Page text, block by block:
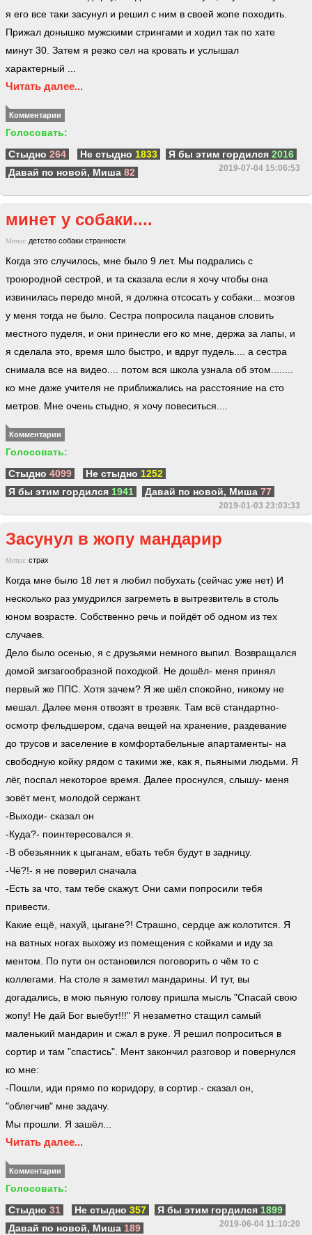
я его все таки засунул и решил с ним в своей жопе походить.
Прижал донышко мужскими стрингами и ходил так по хате
минут 30. Затем я резко сел на кровать и услышал
характерный ...
Читать далее...
Комментарии
Голосовать:
Стыдно 264 Не стыдно 1833 Я бы этим гордился 2016
Давай по новой, Миша 82 2019-07-04 15:06:53
минет у собаки....
Метки: детство собаки странности
Когда это случилось, мне было 9 лет. Мы подрались с
троюродной сестрой, и та сказала если я хочу чтобы она
извинилась передо мной, я должна отсосать у собаки... мозгов
у меня тогда не было. Сестра попросила пацанов словить
местного пуделя, и они принесли его ко мне, держа за лапы, и
я сделала это, время шло быстро, и вдруг пудель.... а сестра
снимала все на видео.... потом вся школа узнала об этом........
ко мне даже учителя не приближались на расстояние на сто
метров. Мне очень стыдно, я хочу повеситься....
Комментарии
Голосовать:
Стыдно 4099 Не стыдно 1252
Я бы этим гордился 1941 Давай по новой, Миша 77
2019-01-03 23:03:33
Засунул в жопу мандарир
Метки: страх
Когда мне было 18 лет я любил побухать (сейчас уже нет) И
несколько раз умудрился загреметь в вытрезвитель в столь
юном возрасте. Собственно речь и пойдёт об одном из тех
случаев.
Дело было осенью, я с друзьями немного выпил. Возвращался
домой зигзагообразной походкой. Не дошёл- меня принял
первый же ППС. Хотя зачем? Я же шёл спокойно, никому не
мешал. Далее меня отвозят в трезвяк. Там всё стандартно-
осмотр фельдшером, сдача вещей на хранение, раздевание
до трусов и заселение в комфортабельные апартаменты- на
свободную койку рядом с такими же, как я, пьяными людьми. Я
лёг, поспал некоторое время. Далее проснулся, слышу- меня
зовёт мент, молодой сержант.
-Выходи- сказал он
-Куда?- поинтересовался я.
-В обезьянник к цыганам, ебать тебя будут в задницу.
-Чё?!- я не поверил сначала
-Есть за что, там тебе скажут. Они сами попросили тебя
привести.
Какие ещё, нахуй, цыгане?! Страшно, сердце аж колотится. Я
на ватных ногах выхожу из помещения с койками и иду за
ментом. По пути он остановился поговорить о чём то с
коллегами. На столе я заметил мандарины. И тут, вы
догадались, в мою пьяную голову пришла мысль "Спасай свою
жопу! Не дай Бог выебут!!!" Я незаметно стащил самый
маленький мандарин и сжал в руке. Я решил попроситься в
сортир и там "спастись". Мент закончил разговор и повернулся
ко мне:
-Пошли, иди прямо по коридору, в сортир.- сказал он,
"облегчив" мне задачу.
Мы прошли. Я зашёл...
Читать далее...
Комментарии
Голосовать:
Стыдно 31 Не стыдно 357 Я бы этим гордился 1899
Давай по новой, Миша 189 2019-06-04 11:10:20